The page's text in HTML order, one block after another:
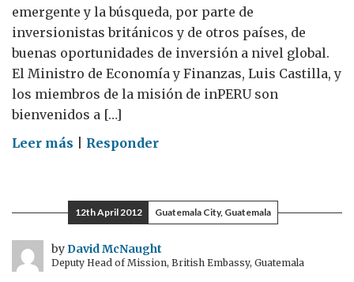
emergente y la búsqueda, por parte de
inversionistas británicos y de otros países, de
buenas oportunidades de inversión a nivel global.
El Ministro de Economía y Finanzas, Luis Castilla, y
los miembros de la misión de inPERU son
bienvenidos a […]
Leer más on
inPERU
a
Londres:
El
Responder
12th April 2012 Guatemala City, Guatemala
byDavid McNaught
Deputy Head of Mission, British Embassy, Guatemala